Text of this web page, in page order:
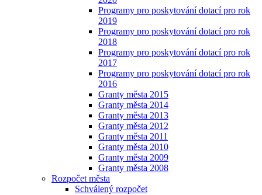
Programy pro poskytování dotací pro rok
2019
Programy pro poskytování dotací pro rok
2018
Programy pro poskytování dotací pro rok
2017
Programy pro poskytování dotací pro rok
2016
Granty města 2015
Granty města 2014
Granty města 2013
Granty města 2012
Granty města 2011
Granty města 2010
Granty města 2009
Granty města 2008
Rozpočet města
Schválený rozpočet